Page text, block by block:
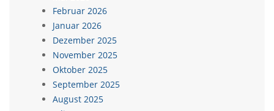
Februar 2026
Januar 2026
Dezember 2025
November 2025
Oktober 2025
September 2025
August 2025